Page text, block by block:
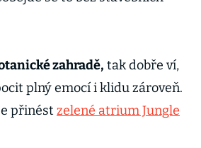
zahradě, tak dobře ví,
plný emocí i klidu zároveň.
přinést zelené atrium Jungle